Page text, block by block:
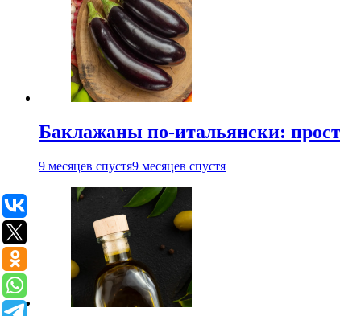
Баклажаны по-итальянски:
9 месяцев спустя9 месяцев спустя